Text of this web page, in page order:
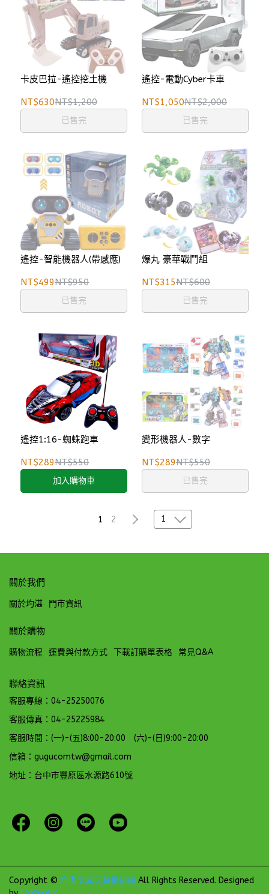
卡皮巴拉-遙控挖土機
NT$630NT$1,200
已售完
遙控-電動Cyber卡車
NT$1,050NT$2,000
已售完
遙控-智能機器人(帶感應)
NT$499NT$950
已售完
爆丸 豪華戰鬥組
NT$315NT$600
已售完
遙控1:16-蜘蛛跑車
NT$289NT$550
加入購物車
變形機器人-數字
NT$289NT$550
已售完
1 2 1
關於我們
關於均湛 門市資訊
關於購物
購物流程 運費與付款方式 下載訂購單表格 常見Q&A
聯絡資訊
客服專線：04-25250076
客服傳真：04-25225984
客服時間：(一)-(五)8:00-20:00 (六)-(日)9:00-20:00
信箱：gugucomtw@gmail.com
地址：台中市豐原區水源路610號
Copyright © 均湛文具玩具批發網 All Rights Reserved. Designed